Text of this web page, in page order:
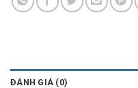
ĐÁNH GIÁ (0)